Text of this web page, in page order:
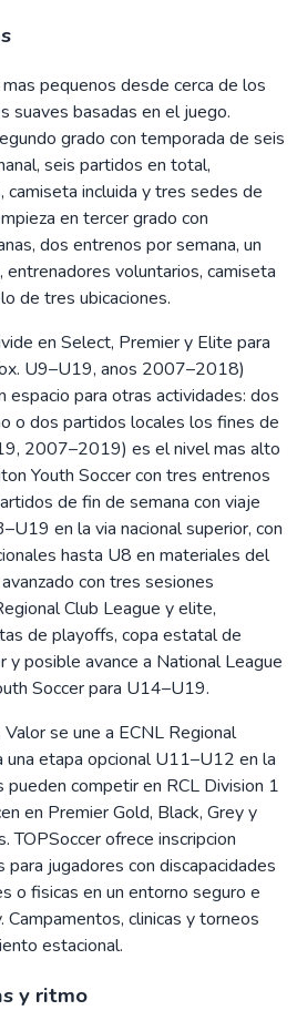
pequenos desde cerca de los
suaves basadas en el juego.
grado con temporada de seis
seis partidos en total,
incluida y tres sedes de
en tercer grado con
dos entrenos por semana, un
voluntarios, camiseta
de tres ubicaciones.
en Select, Premier y Elite para
U9–U19, anos 2007–2018)
espacio para otras actividades: dos
o dos partidos locales los fines de
2007–2019) es el nivel mas alto
Youth Soccer con tres entrenos
de fin de semana con viaje
en la via nacional superior, con
hasta U8 en materiales del
con tres sesiones
Club League y elite,
de playoffs, copa estatal de
y posible avance a National League
Soccer para U14–U19.
se une a ECNL Regional
etapa opcional U11–U12 en la
competir en RCL Division 1
en Premier Gold, Black, Grey y
TOPSoccer ofrece inscripcion
jugadores con discapacidades
o fisicas en un entorno seguro e
Campamentos, clinicas y torneos
estacional.
y ritmo